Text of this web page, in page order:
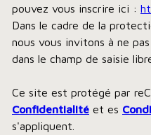
pouvez vous inscrire ici :
Dans le cadre de la
nous vous invitons à ne
dans le champ de saisie
Ce site est protégé par
Confidentialité et es
s'appliquent.